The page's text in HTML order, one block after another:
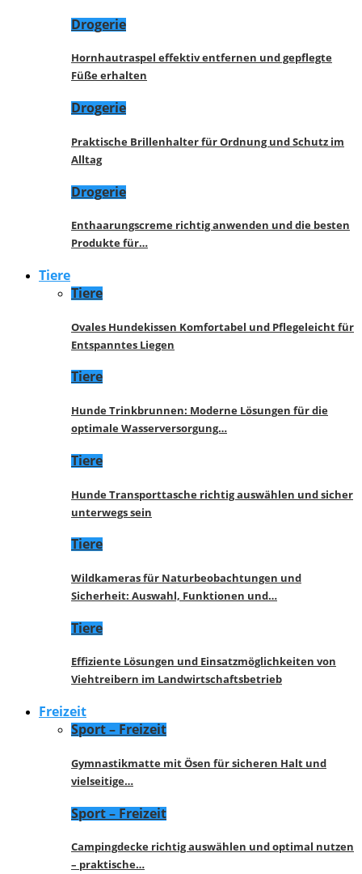
Drogerie
Hornhautraspel effektiv entfernen und gepflegte
Füße erhalten
Drogerie
Praktische Brillenhalter für Ordnung und Schutz im
Alltag
Drogerie
Enthaarungscreme richtig anwenden und die besten
Produkte für…
Tiere
Tiere
Ovales Hundekissen Komfortabel und Pflegeleicht für
Entspanntes Liegen
Tiere
Hunde Trinkbrunnen: Moderne Lösungen für die
optimale Wasserversorgung…
Tiere
Hunde Transporttasche richtig auswählen und sicher
unterwegs sein
Tiere
Wildkameras für Naturbeobachtungen und
Sicherheit: Auswahl, Funktionen und…
Tiere
Effiziente Lösungen und Einsatzmöglichkeiten von
Viehtreibern im Landwirtschaftsbetrieb
Freizeit
Sport – Freizeit
Gymnastikmatte mit Ösen für sicheren Halt und
vielseitige…
Sport – Freizeit
Campingdecke richtig auswählen und optimal nutzen
– praktische…